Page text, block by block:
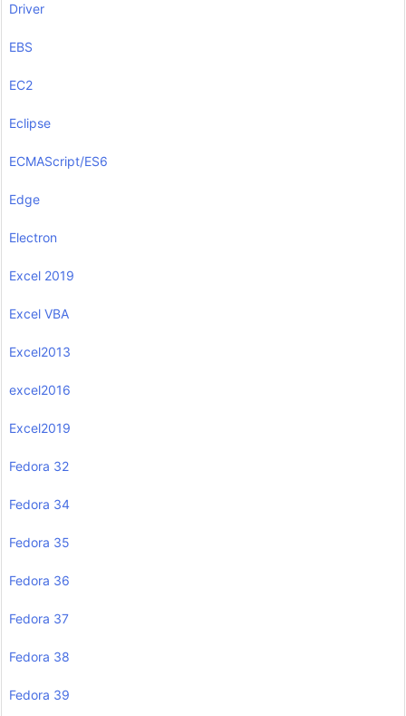
Driver
EBS
EC2
Eclipse
ECMAScript/ES6
Edge
Electron
Excel 2019
Excel VBA
Excel2013
excel2016
Excel2019
Fedora 32
Fedora 34
Fedora 35
Fedora 36
Fedora 37
Fedora 38
Fedora 39